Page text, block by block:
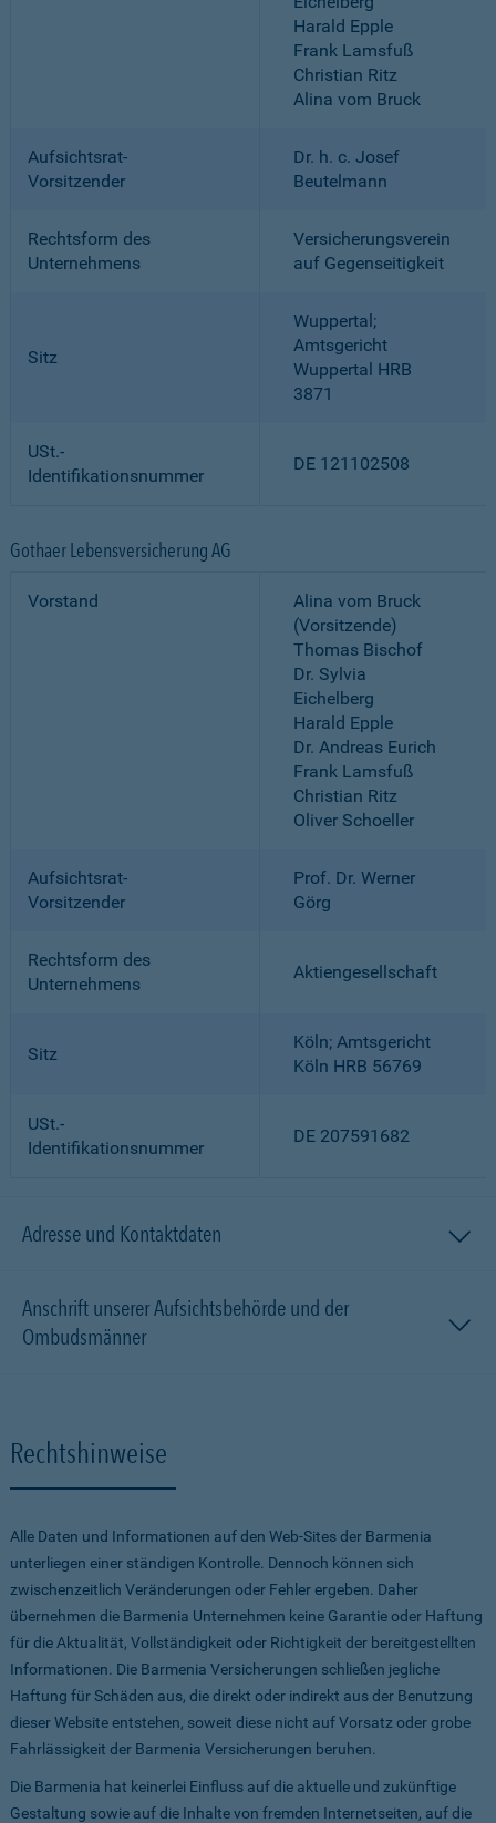
Harald Epple
Frank Lamsfuß
Christian Ritz
Alina vom Bruck
Aufsichtsrat-
Vorsitzender
Dr. h. c. Josef
Beutelmann
Rechtsform des
Unternehmens
Versicherungsverein
auf Gegenseitigkeit
Sitz
Wuppertal;
Amtsgericht
Wuppertal HRB
3871
USt.-
Identifikationsnummer
DE 121102508
Gothaer Lebensversicherung AG
Vorstand
Alina vom Bruck
(Vorsitzende)
Thomas Bischof
Dr. Sylvia
Eichelberg
Harald Epple
Dr. Andreas Eurich
Frank Lamsfuß
Christian Ritz
Oliver Schoeller
Aufsichtsrat-
Vorsitzender
Prof. Dr. Werner
Görg
Rechtsform des
Unternehmens
Aktiengesellschaft
Sitz
Köln; Amtsgericht
Köln HRB 56769
USt.-
Identifikationsnummer
DE 207591682
Adresse und Kontaktdaten
Anschrift unserer Aufsichtsbehörde und der
Ombudsmänner
Rechtshinweise
Alle Daten und Informationen auf den Web-Sites der Barmenia
unterliegen einer ständigen Kontrolle. Dennoch können sich
zwischenzeitlich Veränderungen oder Fehler ergeben. Daher
übernehmen die Barmenia Unternehmen keine Garantie oder Haftung
für die Aktualität, Vollständigkeit oder Richtigkeit der bereitgestellten
Informationen. Die Barmenia Versicherungen schließen jegliche
Haftung für Schäden aus, die direkt oder indirekt aus der Benutzung
dieser Website entstehen, soweit diese nicht auf Vorsatz oder grobe
Fahrlässigkeit der Barmenia Versicherungen beruhen.
Die Barmenia hat keinerlei Einfluss auf die aktuelle und zukünftige
Gestaltung sowie auf die Inhalte von fremden Internetseiten, auf die